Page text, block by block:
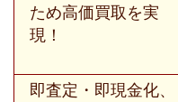
ため高価買取を実
現！
即査定・即現金化、